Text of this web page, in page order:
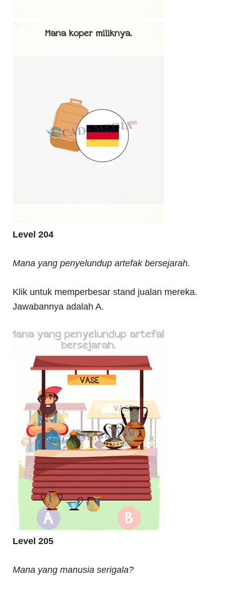
Level 204
Mana yang penyelundup artefak bersejarah.
Klik untuk memperbesar stand jualan mereka.
Jawabannya adalah A.
Level 205
Mana yang manusia serigala?